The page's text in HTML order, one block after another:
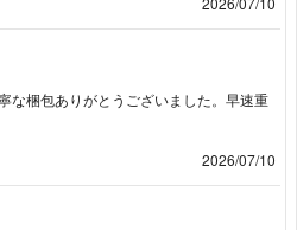
な梱包ありがとうございました。早速重
2026/07/10